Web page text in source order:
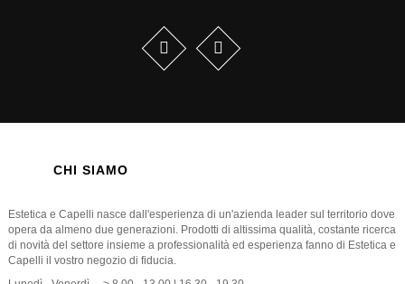
CHI SIAMO
Estetica e Capelli nasce dall'esperienza di un'azienda leader sul territorio dove
opera da almeno due generazioni. Prodotti di altissima qualità, costante ricerca
di novità del settore insieme a professionalità ed esperienza fanno di Estetica e
Capelli il vostro negozio di fiducia.